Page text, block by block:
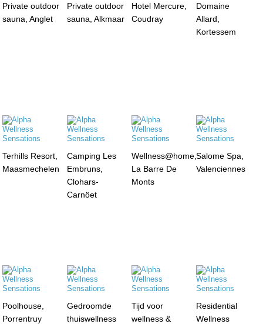
Private outdoor
sauna, Anglet
Private outdoor
sauna, Alkmaar
Hotel Mercure,
Coudray
Domaine
Allard,
Kortessem
Terhills Resort,
Maasmechelen
Camping Les
Embruns,
Clohars-
Carnöet
Wellness@home,
La Barre De
Monts
Salome Spa,
Valenciennes
Poolhouse,
Porrentruy
Gedroomde
thuiswellness
Tijd voor
wellness &
Residential
Wellness